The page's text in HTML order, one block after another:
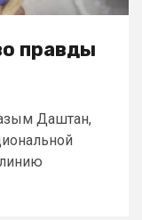
правды
Даштан,